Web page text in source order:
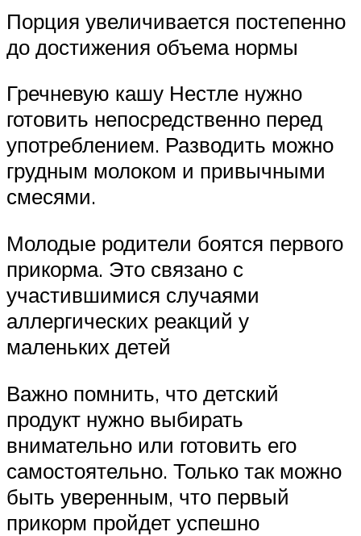
Порция увеличивается постепенно
до достижения объема нормы
Гречневую кашу Нестле нужно
готовить непосредственно перед
употреблением. Разводить можно
грудным молоком и привычными
смесями.
Молодые родители боятся первого
прикорма. Это связано с
участившимися случаями
аллергических реакций у
маленьких детей
Важно помнить, что детский
продукт нужно выбирать
внимательно или готовить его
самостоятельно. Только так можно
быть уверенным, что первый
прикорм пройдет успешно